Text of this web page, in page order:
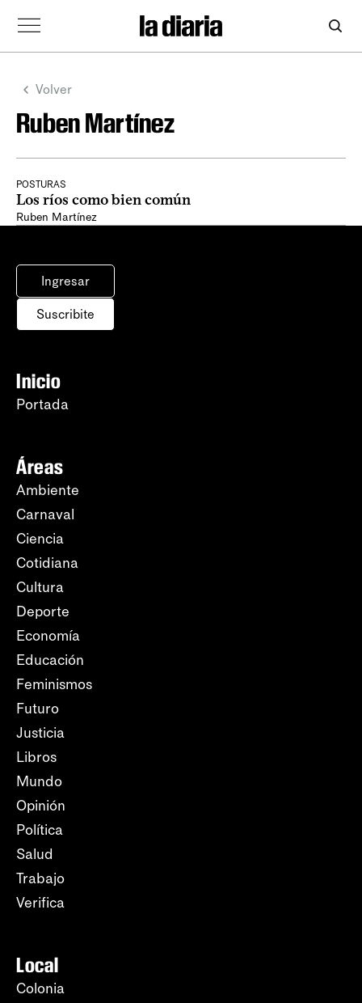
Volver
Ruben Martínez
POSTURAS
Los ríos como bien común
Ruben Martínez
Ingresar
Suscribite
Inicio
Portada
Áreas
Ambiente
Carnaval
Ciencia
Cotidiana
Cultura
Deporte
Economía
Educación
Feminismos
Futuro
Justicia
Libros
Mundo
Opinión
Política
Salud
Trabajo
Verifica
Local
Colonia